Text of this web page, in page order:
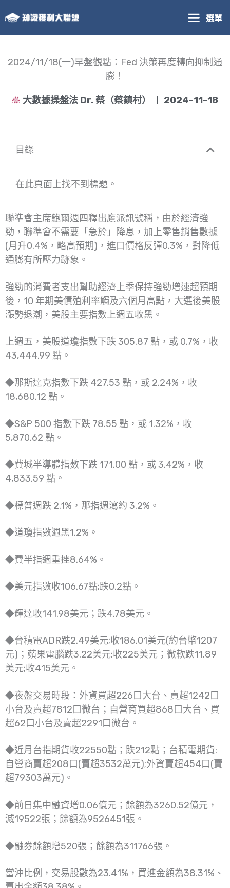
至
主
內
選單
2024/11/18(一)早盤觀點：Fed 決策再度轉向抑制通
膨！
大數據操盤法 Dr. 蔡（蔡鎮村） 2024-11-18
目錄
在此頁面上找不到標題。
聯準會主席鮑爾週四釋出鷹派訊號稱，由於經濟強
勁，聯準會不需要「急於」降息，加上零售銷售數據
(月升0.4%，略高預期)，進口價格反彈0.3%，對降低
通膨有所壓力跡象。
強勁的消費者支出幫助經濟上季保持強勁增速超預期
後，10 年期美債殖利率觸及六個月高點，大選後美股
漲勢退潮，美股主要指數上週五收黑。
上週五，美股道瓊指數下跌 305.87 點，或 0.7%，收
43,444.99 點。
◆那斯達克指數下跌 427.53 點，或 2.24%，收
18,680.12 點。
◆S&P 500 指數下跌 78.55 點，或 1.32%，收
5,870.62 點。
◆費城半導體指數下跌 171.00 點，或 3.42%，收
4,833.59 點。
◆標普週跌 2.1%，那指週瀉約 3.2%。
◆道瓊指數週黑1.2%。
◆費半指週重挫8.64%。
◆美元指數收106.67點;跌0.2點。
◆輝達收141.98美元；跌4.78美元。
◆台積電ADR跌2.49美元;收186.01美元(約台幣1207
元)；蘋果電腦跌3.22美元;收225美元；微軟跌11.89
美元;收415美元。
◆夜盤交易時段：外資買超226口大台、賣超1242口
小台及賣超7812口微台；自營商買超868口大台、買
超62口小台及賣超2291口微台。
◆近月台指期貨收22550點；跌212點；台積電期貨:
自營商賣超208口(賣超3532萬元);外資賣超454口(賣
超79303萬元)。
◆前日集中融資增0.06億元；餘額為3260.52億元，
減19522張；餘額為9526451張。
◆融券餘額增520張；餘額為311766張。
當沖比例，交易股數為23.41%，買進金額為38.31%、